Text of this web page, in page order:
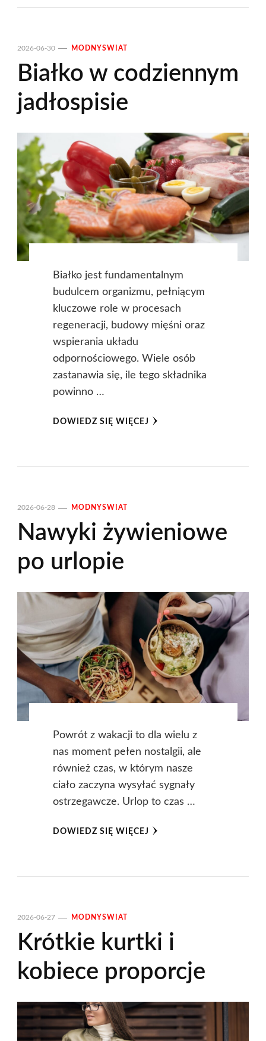
2026-06-30 MODNYSWIAT
Białko w codziennym
jadłospisie
Białko jest fundamentalnym
budulcem organizmu, pełniącym
kluczowe role w procesach
regeneracji, budowy mięśni oraz
wspierania układu
odpornościowego. Wiele osób
zastanawia się, ile tego składnika
powinno …
DOWIEDZ SIĘ WIĘCEJ
2026-06-28 MODNYSWIAT
Nawyki żywieniowe
po urlopie
Powrót z wakacji to dla wielu z
nas moment pełen nostalgii, ale
również czas, w którym nasze
ciało zaczyna wysyłać sygnały
ostrzegawcze. Urlop to czas …
DOWIEDZ SIĘ WIĘCEJ
2026-06-27 MODNYSWIAT
Krótkie kurtki i
kobiece proporcje